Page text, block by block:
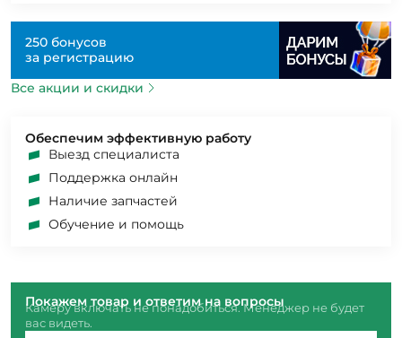
250 бонусов
за регистрацию
Все акции и скидки
Обеспечим эффективную работу
Выезд специалиста
Поддержка онлайн
Наличие запчастей
Обучение и помощь
Покажем товар и ответим на вопросы
Камеру включать не понадобиться. Менеджер не будет
вас видеть.